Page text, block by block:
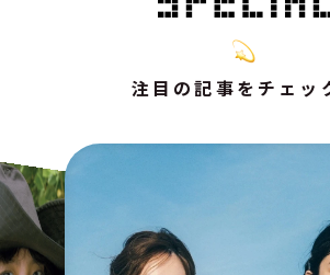
注目の記事をチェッ